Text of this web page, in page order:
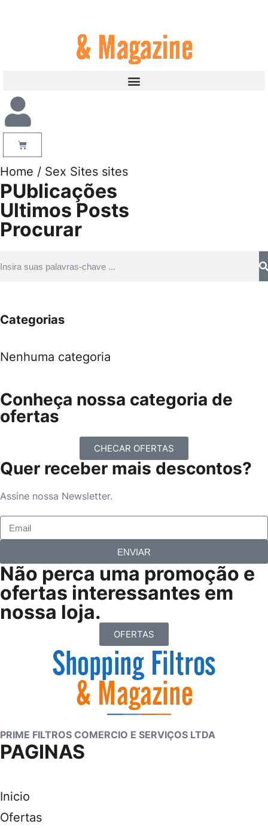
Home / Sex Sites sites
PUblicações
Ultimos Posts
Procurar
Categorias
Nenhuma categoria
Conheça nossa categoria de
ofertas
CHECAR OFERTAS
Quer receber mais descontos?
Assine nossa Newsletter.
ENVIAR
Não perca uma promoção e
ofertas interessantes em
nossa loja.
OFERTAS
PRIME FILTROS COMERCIO E SERVIÇOS LTDA
PAGINAS
Inicio
Ofertas